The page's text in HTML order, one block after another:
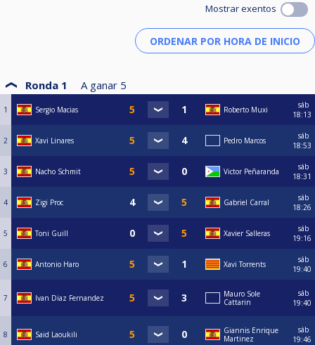
Mostrar exentos
Ronda 1 A ganar 5
1 Sergio Macias Roberto Muxi
sáb
18:13
2 Xavi Linares Pedro Marcos
sáb
18:53
3 Nacho Schmit Victor Peñaranda
sáb
18:31
4 Zigi Proc Gabriel Carral
sáb
18:26
5 Toni Guill Xavier Salleras
sáb
19:16
6 Antonio Haro Xavi Torrents
sáb
19:40
7 Ivan Diaz Fernandez
Mauro Sole
Cattarin
sáb
19:40
8 Said Laoukili
Giannis Enrique
Martinez
sáb
19:46